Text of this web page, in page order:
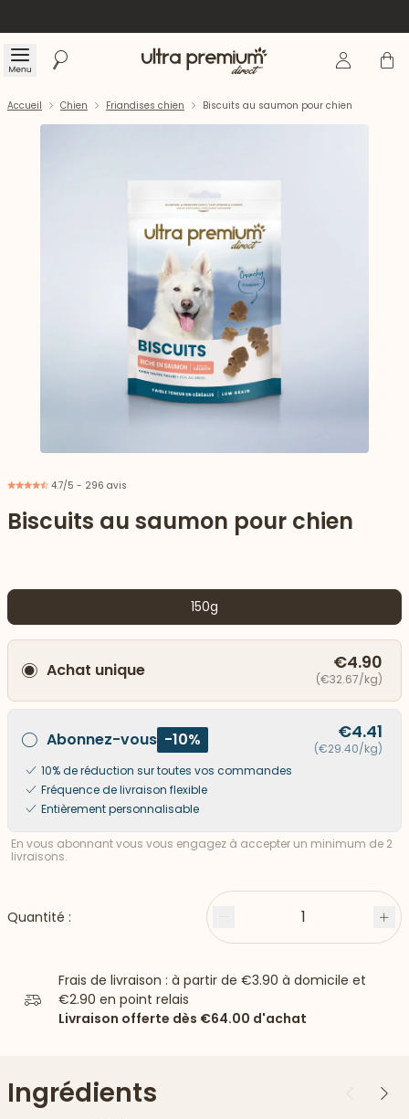
Menu Rechercher Accueil Se Panier
vers le bas
Accueil Chien Friandises chien Biscuits au saumon pour chien
4.7/5 - 296 avis
Biscuits au saumon pour chien
150g
Achat unique €4.90
(€32.67/kg)
Abonnez-vous -10% €4.41
(€29.40/kg)
10% de réduction sur toutes vos commandes
Fréquence de livraison flexible
Entièrement personnalisable
En vous abonnant vous vous engagez à accepter un minimum de 2
livraisons.
Quantité : Moins 1
Frais de livraison : à partir de €3.90 à domicile et
€2.90 en point relais
Livraison offerte dès €64.00 d'achat
Ingrédients Précédent